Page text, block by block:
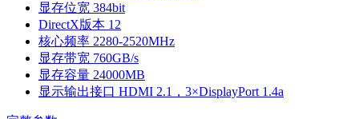
显存位宽 384bit
DirectX版本 12
核心频率 2280-2520MHz
显存带宽 760GB/s
显存容量 24000MB
显示输出接口 HDMI 2.1，3×DisplayPort 1.4a